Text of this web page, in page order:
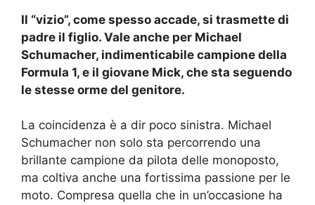
Il “vizio”, come spesso accade, si trasmette di
padre il figlio. Vale anche per Michael
Schumacher, indimenticabile campione della
Formula 1, e il giovane Mick, che sta seguendo
le stesse orme del genitore.
La coincidenza è a dir poco sinistra. Michael
Schumacher non solo sta percorrendo una
brillante campione da pilota delle monoposto,
ma coltiva anche una fortissima passione per le
moto. Compresa quella che in un’occasione ha